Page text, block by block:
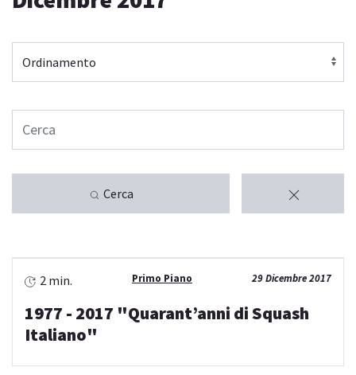
Cerca
29 Dicembre 2017
Primo Piano
2 min.
1977 - 2017 "Quarant’anni di Squash
Italiano"